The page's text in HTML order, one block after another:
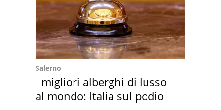
Salerno
I migliori alberghi di lusso
al mondo: Italia sul podio